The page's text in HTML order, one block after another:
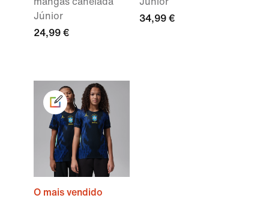
Júnior
24,99 €
34,99 €
O mais vendido